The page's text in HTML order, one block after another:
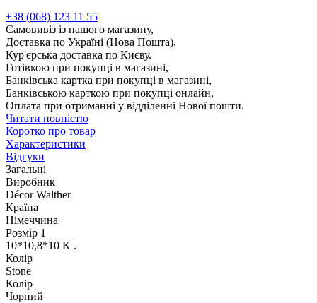
+38 (068) 123 11 55
Самовивіз із нашого магазину,
Доставка по Україні (Нова Пошта),
Кур'єрська доставка по Києву.
Готівкою при покупці в магазині,
Банківська картка при покупці в магазині,
Банківською карткою при покупці онлайн,
Оплата при отриманні у відділенні Нової пошти.
Читати повністю
Коротко про товар
Характеристики
Відгуки
Загальні
Виробник
Décor Walther
Країна
Німеччина
Розмір 1
10*10,8*10 K .
Колір
Stone
Колір
Чорний